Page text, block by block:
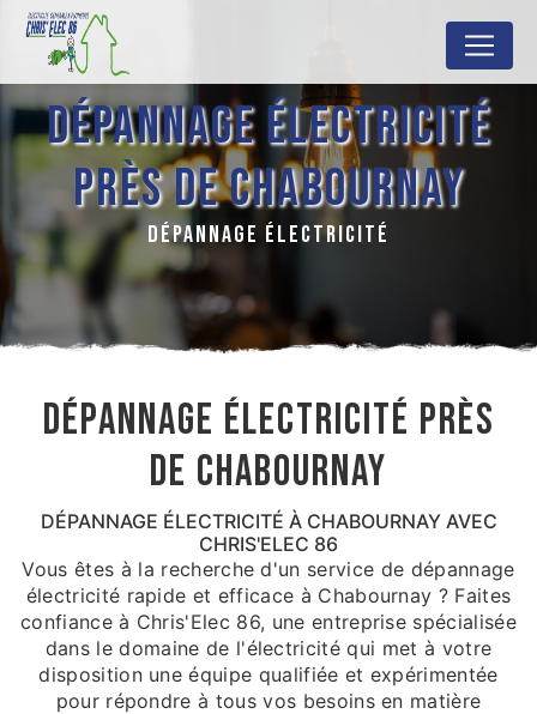
DÉPANNAGE ÉLECTRICITÉ
PRÈS DE CHABOURNAY
DÉPANNAGE ÉLECTRICITÉ
DÉPANNAGE ÉLECTRICITÉ PRÈS
DE CHABOURNAY
DÉPANNAGE ÉLECTRICITÉ À CHABOURNAY AVEC
CHRIS'ELEC 86
Vous êtes à la recherche d'un service de dépannage
électricité rapide et efficace à Chabournay ? Faites
confiance à Chris'Elec 86, une entreprise spécialisée
dans le domaine de l'électricité qui met à votre
disposition une équipe qualifiée et expérimentée
pour répondre à tous vos besoins en matière
Panneau de gestion des cookies